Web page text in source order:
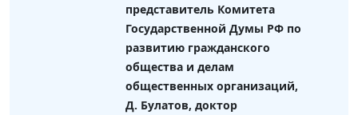
представитель Комитета
Государственной Думы РФ по
развитию гражданского
общества и делам
общественных организаций,
Д. Булатов, доктор